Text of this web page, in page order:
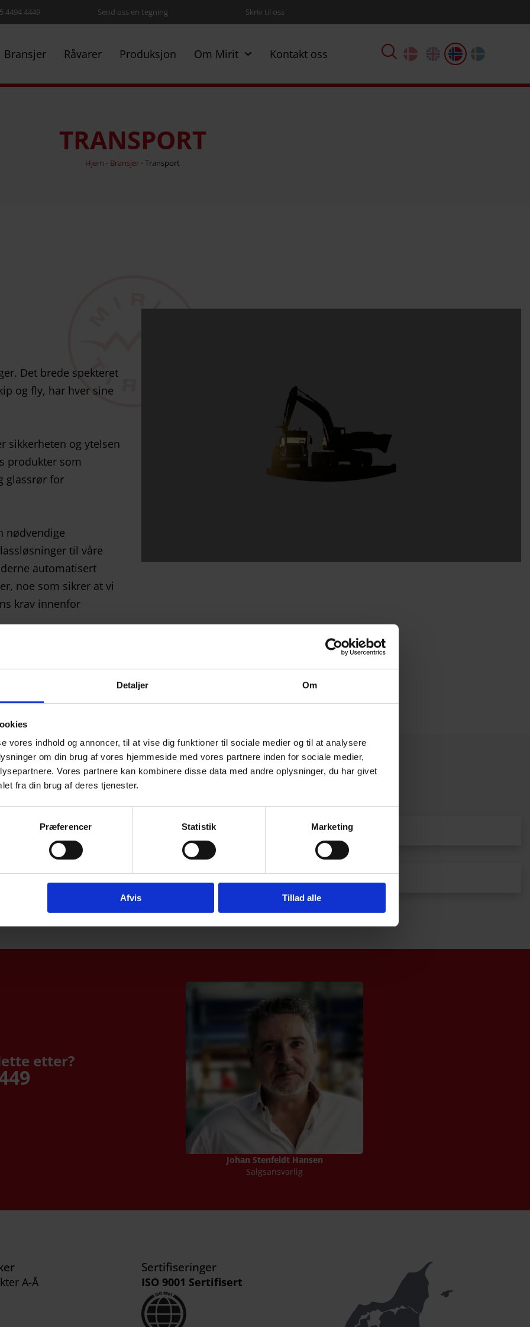
Detaljer Om
vores indhold og annoncer, til at vise dig funktioner til sociale medier og til at analysere
om din brug af vores hjemmeside med vores partnere inden for sociale medier,
Vores partnere kan kombinere disse data med andre oplysninger, du har givet
fra din brug af deres tjenester.
Præferencer Statistik Marketing
Afvis Tillad alle
4494 4449 Send oss en tegning Skriv til oss
Bransjer Råvarer Produksjon Om Mirit Kontakt oss
TRANSPORT
Hjem - Bransjer-Transport
Det brede spekteret
og fly, har hver sine
sikkerheten og ytelsen
produkter som
glassrør for
nødvendige
til våre
automatisert
noe som sikrer at vi
krav innenfor
Produkter i denne bransjen
Buet glass Floatglass
Kjemisk herdet glass Sikkerhetsglass
etter?
Johan Stenfeldt Hansen
Salgsansvarlig
A-Å
Sertifiseringer
ISO 9001 Sertifisert